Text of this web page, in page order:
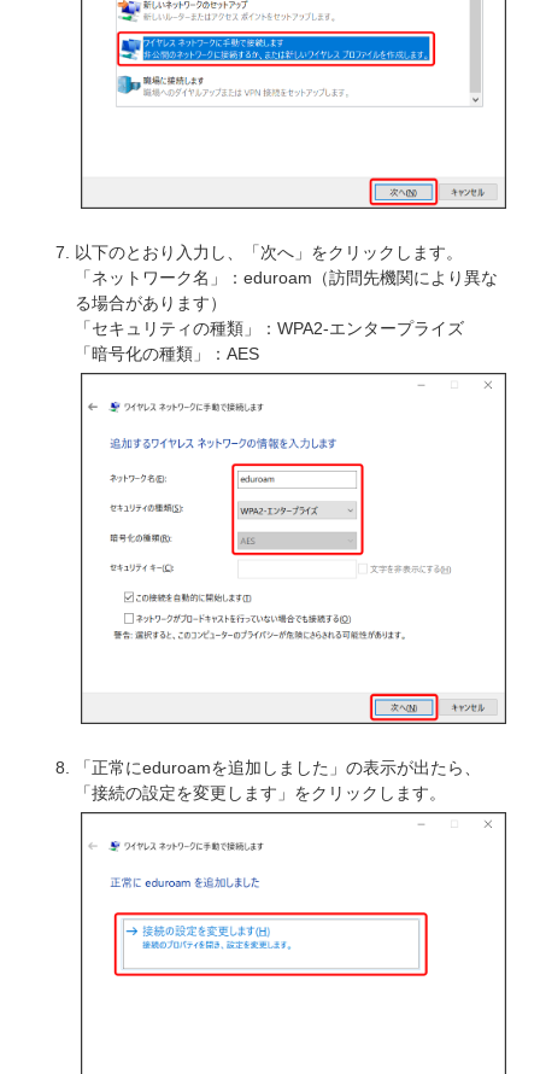
以下のとおり入力し、「次へ」をクリックします。
「ネットワーク名」：eduroam（訪問先機関により異な
る場合があります）
「セキュリティの種類」：WPA2-エンタープライズ
「暗号化の種類」：AES
「正常にeduroamを追加しました」の表示が出たら、
「接続の設定を変更します」をクリックします。